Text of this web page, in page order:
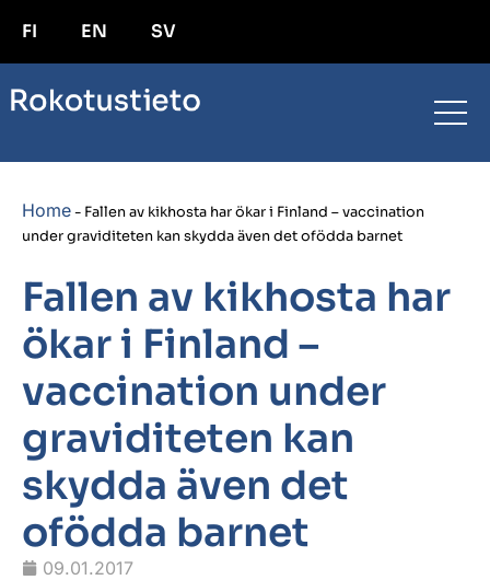
FI EN SV
Home- Fallen av kikhosta har ökar i Finland – vaccination
under graviditeten kan skydda även det ofödda barnet
Fallen av kikhosta har
ökar i Finland –
vaccination under
graviditeten kan
skydda även det
ofödda barnet
09.01.2017